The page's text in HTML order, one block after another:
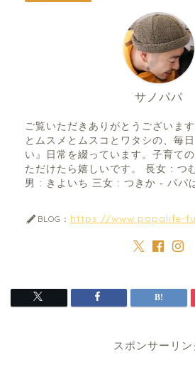
サノパパ
ご覧いただきありがとうございま
とムスメとムスコとワタシの、毎
い』日常を綴っています。子育て
ただけたら嬉しいです。 長女 : つ
男 : きよいち 三女 : つきか - パパ
BLOG： https://www.papalife-
スポンサーリン